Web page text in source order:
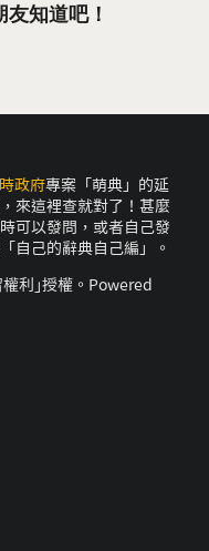
知道吧！
政府專案「萌典」的延
來這裡查就對了！甚麼
可以發問，或者自己發
自己的辭典自己編」。
利｣授權。Powered